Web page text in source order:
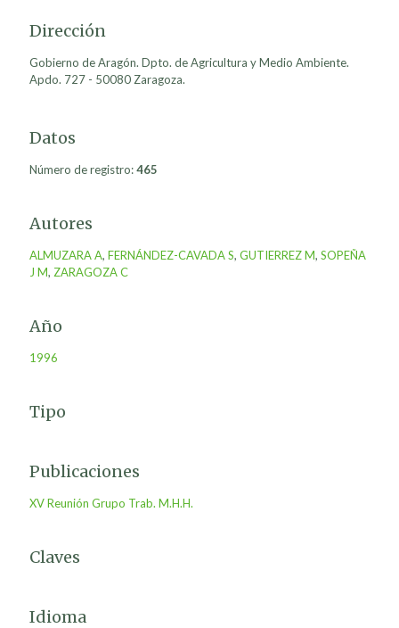
Dirección
Gobierno de Aragón. Dpto. de Agricultura y Medio Ambiente.
Apdo. 727 - 50080 Zaragoza.
Datos
Número de registro:465
Autores
ALMUZARA A, FERNÁNDEZ-CAVADA S, GUTIERREZ M, SOPEÑA
J M, ZARAGOZA C
Año
1996
Tipo
Publicaciones
XV Reunión Grupo Trab. M.H.H.
Claves
Idioma